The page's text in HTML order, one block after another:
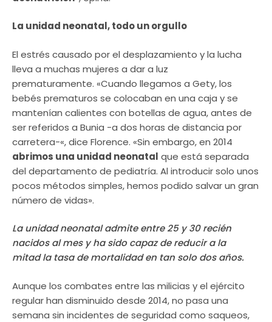
La unidad neonatal, todo un orgullo
El estrés causado por el desplazamiento y la lucha
lleva a muchas mujeres a dar a luz
prematuramente. «Cuando llegamos a Gety, los
bebés prematuros se colocaban en una caja y se
mantenían calientes con botellas de agua, antes de
ser referidos a Bunia -a dos horas de distancia por
carretera-«, dice Florence. «Sin embargo, en 2014
abrimos una unidad neonatal que está separada
del departamento de pediatría. Al introducir solo unos
pocos métodos simples, hemos podido salvar un gran
número de vidas».
La unidad neonatal admite entre 25 y 30 recién
nacidos al mes y ha sido capaz de reducir a la
mitad la tasa de mortalidad en tan solo dos años.
Aunque los combates entre las milicias y el ejército
regular han disminuido desde 2014, no pasa una
semana sin incidentes de seguridad como saqueos,